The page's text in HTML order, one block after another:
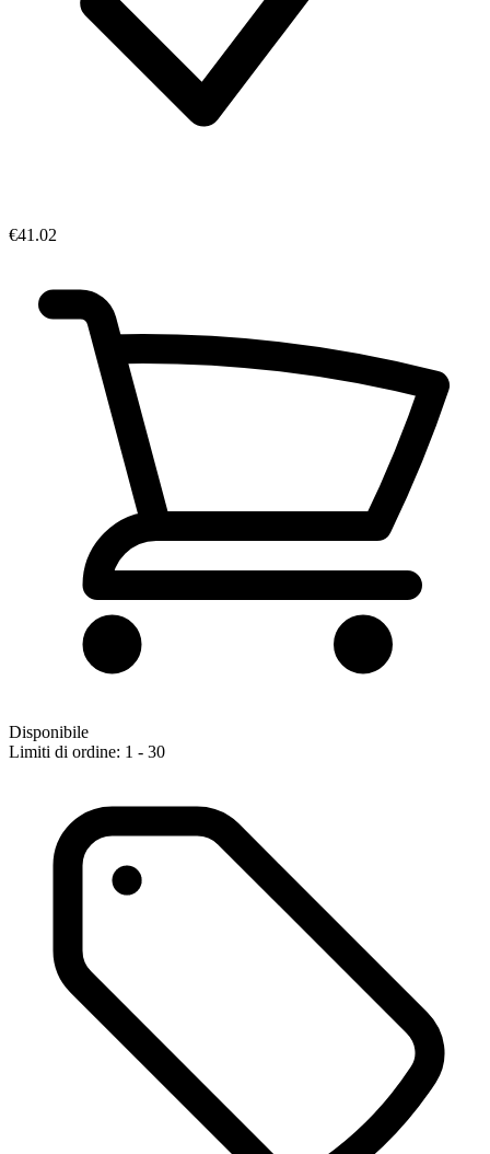
€41.02
Disponibile
Limiti di ordine: 1 - 30